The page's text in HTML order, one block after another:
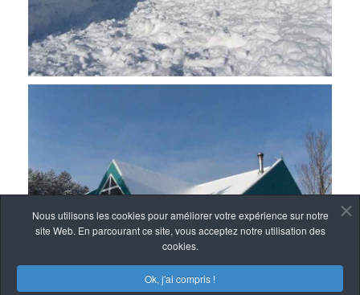
Nous utilisons les cookies pour améliorer votre expérience sur notre
site Web. En parcourant ce site, vous acceptez notre utilisation des
cookies.
Ok, j'ai compris !